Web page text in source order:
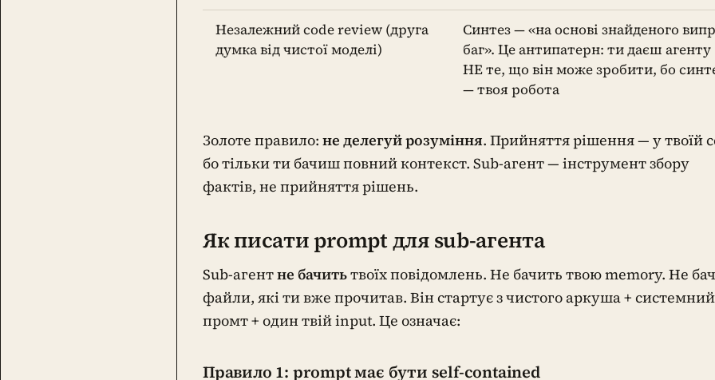
Незалежний code review (друга
думка від чистої моделі)
Синтез — «на основі знайденого
баг». Це антипатерн: ти даєш агенту
НЕ те, що він може зробити, бо
— твоя робота
Золоте правило: не делегуй розуміння. Прийняття рішення — у твоїй
бо тільки ти бачиш повний контекст. Sub-агент — інструмент збору
фактів, не прийняття рішень.
Як писати prompt для sub-агента
Sub-агентне бачитьтвоїх повідомлень. Не бачить твою memory. Не
файли, які ти вже прочитав. Він стартує з чистого аркуша + системний
промт + один твій input. Це означає:
Правило 1: prompt має бути self-contained